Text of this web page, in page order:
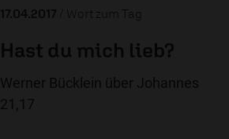
17.04.2017 / Wort zum Tag
Hast du mich lieb?
Werner Bücklein über Johannes
21,17